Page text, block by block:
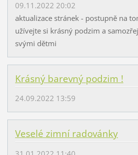
09.11.2022 20:02
aktualizace stránek - postupně na
užívejte si krásný podzim a
svými dětmi
Krásný barevný podzim !
24.09.2022 13:59
Veselé zimní radovánky